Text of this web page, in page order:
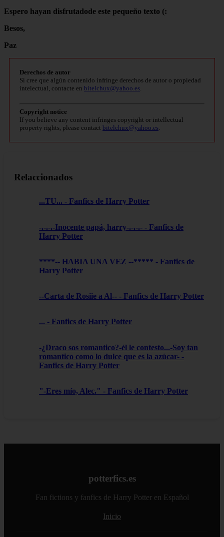
Espero hayan disfrutadode este pequeño texto (:
Besos,
Paz
Derechos de autor
Si cree que algún contenido infringe derechos de autor o propiedad
intelectual, contacte en bitelchux@yahoo.es
Copyright notice
If you believe any content infringes copyright or intellectual
property rights, please contact bitelchux@yahoo.es
Relaccionados
...TU... - Fanfics de Harry Potter
-.-.-.-Inocente papá, harry-.-.-.- - Fanfics de
Harry Potter
****-- HABIA UNA VEZ --***** - Fanfics de
Harry Potter
--Carta de Rosiie a Al-- - Fanfics de Harry Potter
... - Fanfics de Harry Potter
-¿Draco sos romantico?-él le contesto...-Soy tan
romantico como lo dulce que es la azúcar- -
Fanfics de Harry Potter
"-Eres mío, Alec." - Fanfics de Harry Potter
potterfics.es
Fan fictions y fanfics de Harry Potter en Español
Inicio